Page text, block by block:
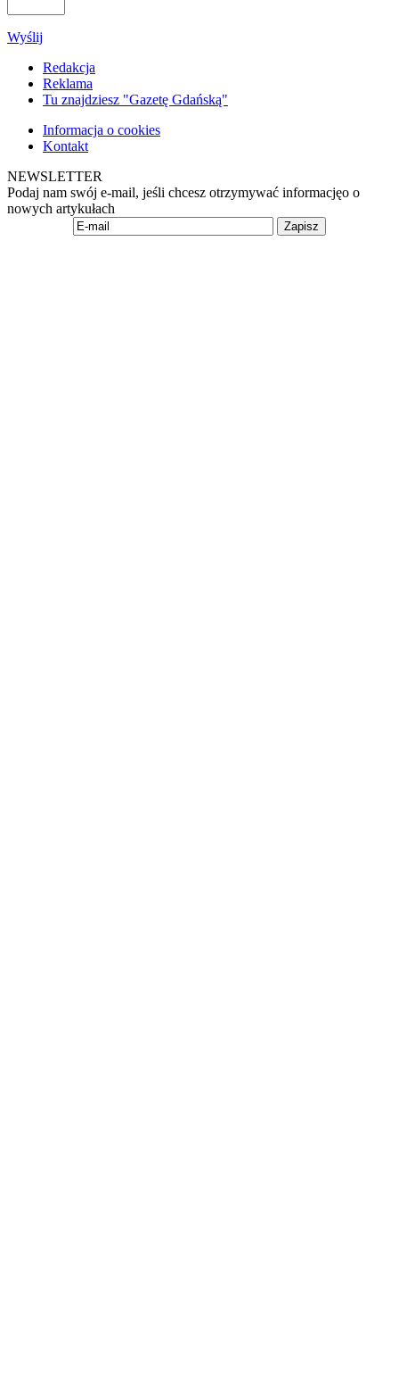
Wyślij
Redakcja
Reklama
Tu znajdziesz "Gazetę Gdańską"
Informacja o cookies
Kontakt
NEWSLETTER
Podaj nam swój e-mail, jeśli chcesz otrzymywać informacjęo o
nowych artykułach
Zapisz